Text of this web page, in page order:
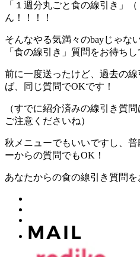
「１週分丸ごと食の線引き」
ん！！！！
そんなやる気満々のbayじゃな
「食の線引き」質問をお待ちし
前に一度送ったけど、過去の
ば、同じ質問でOKです！
（すでに紹介済みの線引き質
ご注意くださいね）
秋メニューでもいいですし、
ーからの質問でもOK！
あなたからの食の線引き質問を